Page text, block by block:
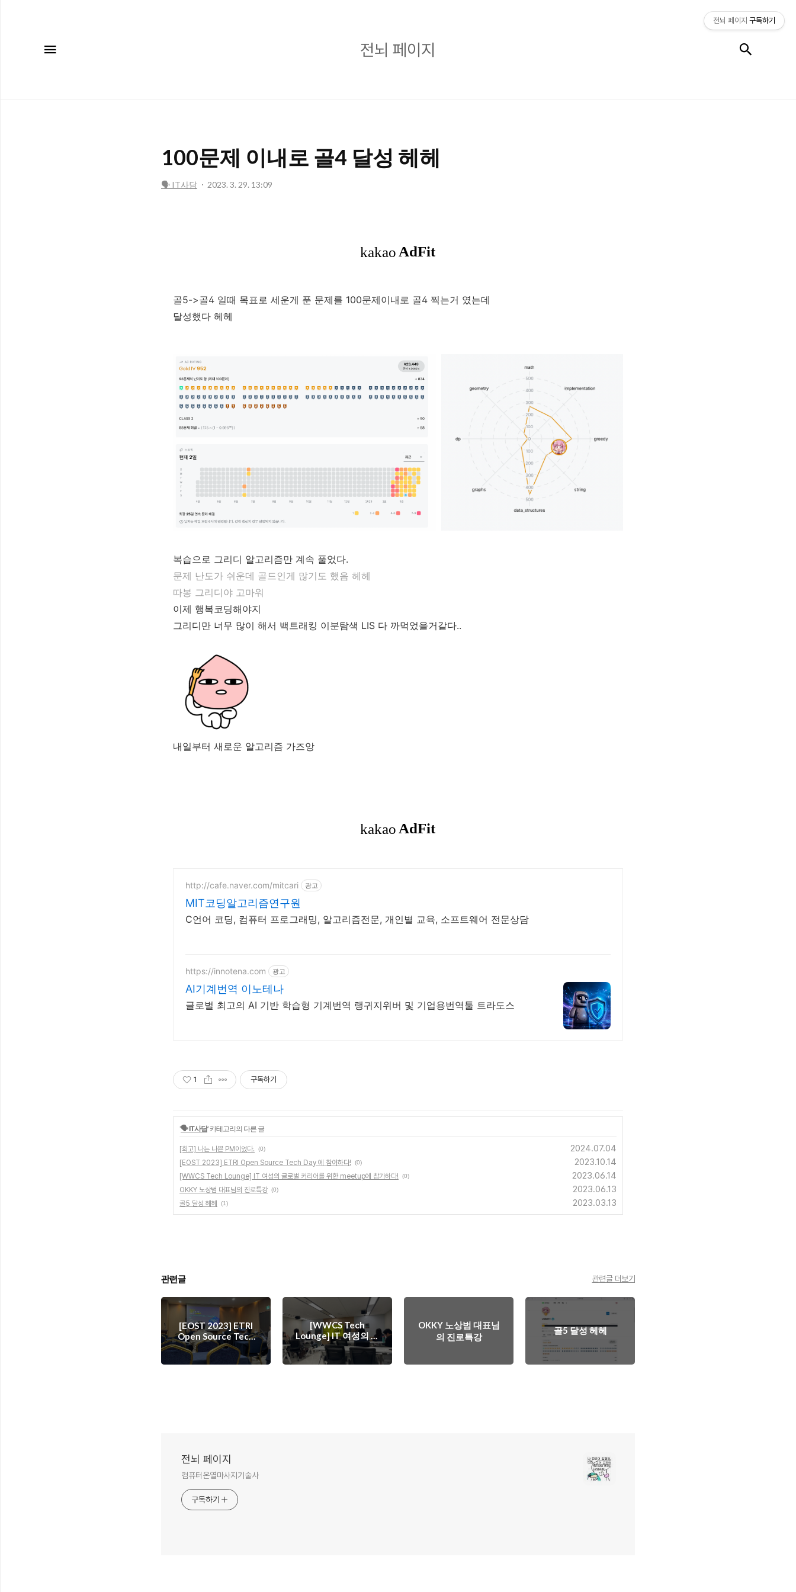
뇌
전뇌 페이지
100문제 이내로 골4 달성 헤헤
🗣️ IT사담 2023. 3. 29. 13:09
골5->골4 일때 목표로 세운게 푼 문제를 100문제이내로 골4 찍는거 였는데
달성했다 헤헤
복습으로 그리디 알고리즘만 계속 풀었다.
문제 난도가 쉬운데 골드인게 많기도 했음 헤헤
따봉 그리디야 고마워
이제 행복코딩해야지
그리디만 너무 많이 해서 백트래킹 이분탐색 LIS 다 까먹었을거같다..
내일부터 새로운 알고리즘 가즈앙
http://cafe.naver.com/mitcari 광고
MIT코딩알고리즘연구원
C언어 코딩, 컴퓨터 프로그래밍, 알고리즘전문, 개인별 교육, 소프트웨어 전문상담
https://innotena.com 광고
AI기계번역 이노테나
글로벌 최고의 AI 기반 학습형 기계번역 랭귀지위버 및 기업용번역툴 트라도스
1 구독하기
'🗣️ IT사담' 카테고리의 다른 글
[회고] 나는 나쁜 PM이었다. (0) 2024.07.04
[EOST 2023] ETRI Open Source Tech Day 에 참여하다! (0) 2023.10.14
[WWCS Tech Lounge] IT 여성의 글로벌 커리어를 위한 meetup에 참가하다! (0) 2023.06.14
OKKY 노상범 대표님의 진로특강 (0) 2023.06.13
골5 달성 헤헤 (1) 2023.03.13
관련글 관련글 더보기
[EOST 2023] ETRI
Open Source Tech
Day 에 참여하다!
[WWCS Tech
Lounge] IT 여성의 글
로벌 커리어를 위한
meetup에 참가하다!
OKKY 노상범 대표님
의 진로특강
골5 달성 헤헤
전뇌 페이지
컴퓨터온열마사지기술사
구독하기
전뇌 페이지 구독하기